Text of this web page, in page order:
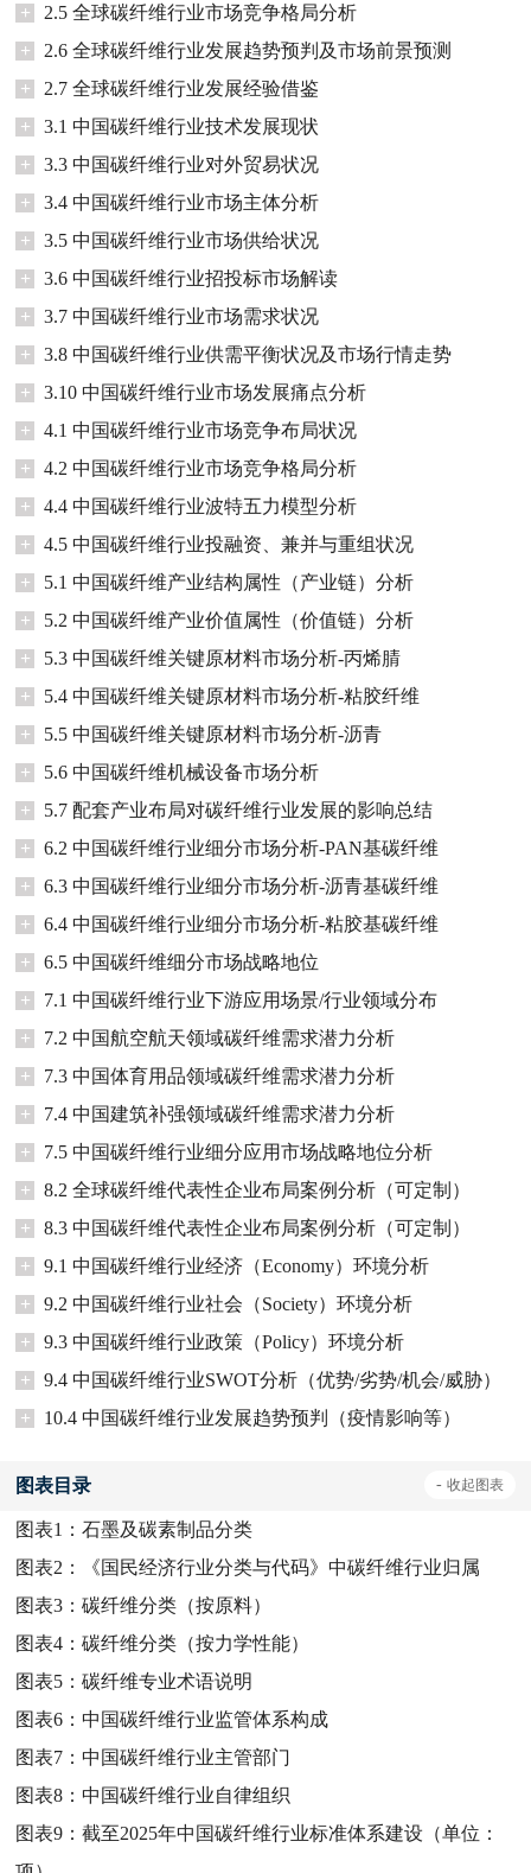
+
2.5 全球碳纤维行业市场竞争格局分析
+
2.6 全球碳纤维行业发展趋势预判及市场前景预测
+
2.7 全球碳纤维行业发展经验借鉴
+
3.1 中国碳纤维行业技术发展现状
+
3.3 中国碳纤维行业对外贸易状况
+
3.4 中国碳纤维行业市场主体分析
+
3.5 中国碳纤维行业市场供给状况
+
3.6 中国碳纤维行业招投标市场解读
+
3.7 中国碳纤维行业市场需求状况
+
3.8 中国碳纤维行业供需平衡状况及市场行情走势
+
3.10 中国碳纤维行业市场发展痛点分析
+
4.1 中国碳纤维行业市场竞争布局状况
+
4.2 中国碳纤维行业市场竞争格局分析
+
4.4 中国碳纤维行业波特五力模型分析
+
4.5 中国碳纤维行业投融资、兼并与重组状况
+
5.1 中国碳纤维产业结构属性（产业链）分析
+
5.2 中国碳纤维产业价值属性（价值链）分析
+
5.3 中国碳纤维关键原材料市场分析-丙烯腈
+
5.4 中国碳纤维关键原材料市场分析-粘胶纤维
+
5.5 中国碳纤维关键原材料市场分析-沥青
+
5.6 中国碳纤维机械设备市场分析
+
5.7 配套产业布局对碳纤维行业发展的影响总结
+
6.2 中国碳纤维行业细分市场分析-PAN基碳纤维
+
6.3 中国碳纤维行业细分市场分析-沥青基碳纤维
+
6.4 中国碳纤维行业细分市场分析-粘胶基碳纤维
+
6.5 中国碳纤维细分市场战略地位
+
7.1 中国碳纤维行业下游应用场景/行业领域分布
+
7.2 中国航空航天领域碳纤维需求潜力分析
+
7.3 中国体育用品领域碳纤维需求潜力分析
+
7.4 中国建筑补强领域碳纤维需求潜力分析
+
7.5 中国碳纤维行业细分应用市场战略地位分析
+
8.2 全球碳纤维代表性企业布局案例分析（可定制）
+
8.3 中国碳纤维代表性企业布局案例分析（可定制）
+
9.1 中国碳纤维行业经济（Economy）环境分析
+
9.2 中国碳纤维行业社会（Society）环境分析
+
9.3 中国碳纤维行业政策（Policy）环境分析
+
9.4 中国碳纤维行业SWOT分析（优势/劣势/机会/威胁）
+
10.4 中国碳纤维行业发展趋势预判（疫情影响等）
图表目录 - 收起图表
图表1：石墨及碳素制品分类
图表2：
《国民经济行业分类与代码》中碳纤维行业归属
图表3：碳纤维分类（按原料）
图表4：碳纤维分类（按力学性能）
图表5：碳纤维专业术语说明
图表6：中国碳纤维行业监管体系构成
图表7：中国碳纤维行业主管部门
图表8：中国碳纤维行业自律组织
图表9：截至2025年中国碳纤维行业标准体系建设（单位：